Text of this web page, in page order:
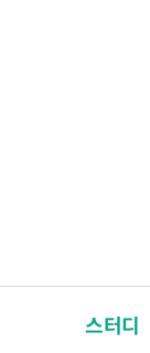
스터디